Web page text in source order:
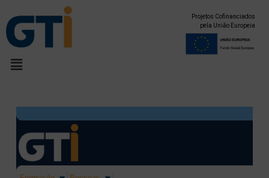
Projetos Cofinanciados
pela União Europeia